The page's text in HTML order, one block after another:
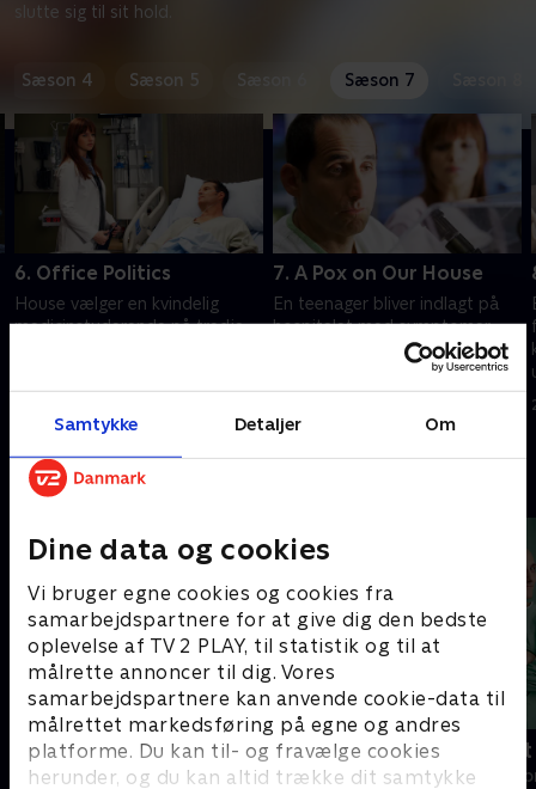
Samtykke Detaljer Om
Dine data og cookies
Vi bruger egne cookies og cookies fra
samarbejdspartnere for at give dig den bedste
oplevelse af TV 2 PLAY, til statistik og til at
målrette annoncer til dig. Vores
samarbejdspartnere kan anvende cookie-data til
målrettet markedsføring på egne og andres
platforme. Du kan til- og fravælge cookies
herunder, og du kan altid trække dit samtykke
slutte sig til sit hold.
Sæson 4 Sæson 5 Sæson 6 Sæson 7
6. Office Politics
House vælger en kvindelig
medicinstuderende på tredje
7. A Pox on Our House
En teenager bliver indlagt på
hospitalet med symptomer
tæt forbundet med kopper.
Andre så også
Happy fucking Pride
Drama • 1 sæsoner
Fake Patient
Drama • 1